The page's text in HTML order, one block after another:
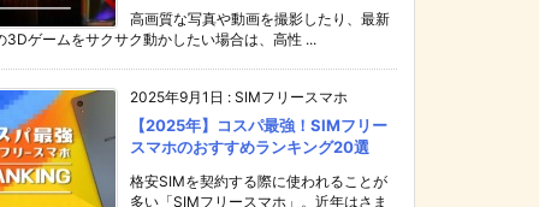
高画質な写真や動画を撮影したり、最新
3Dゲームをサクサク動かしたい場合は、高性 ...
2025年9月1日 : SIMフリースマホ
【2025年】コスパ最強！SIMフリー
スマホのおすすめランキング20選
格安SIMを契約する際に使われることが
多い「SIMフリースマホ」。近年はさま